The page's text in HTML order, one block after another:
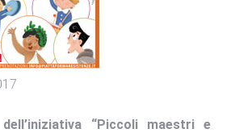
dell’iniziativa “Piccoli maestri e